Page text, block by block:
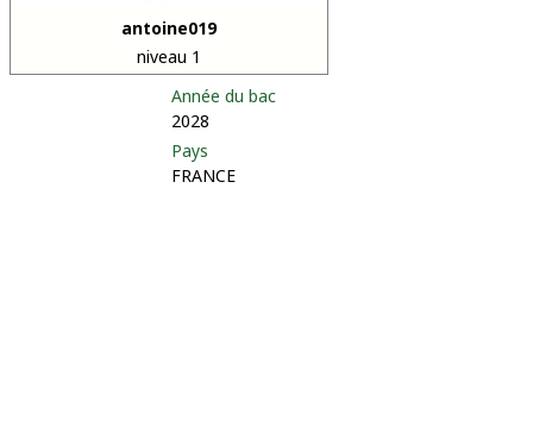
antoine019
niveau 1
Année du bac
2028
Pays
FRANCE